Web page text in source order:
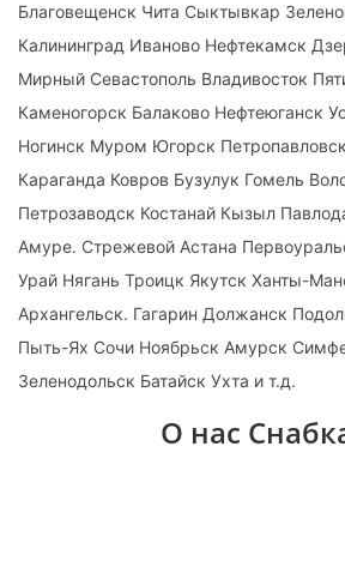
Благовещенск Чита Сыктывкар
Калининград Иваново Нефтекамск
Мирный Севастополь Владивосток
Каменогорск Балаково Нефтеюганск
Ногинск Муром Югорск
Караганда Ковров Бузулук Гомель
Петрозаводск Костанай Кызыл
Амуре. Стрежевой Астана
Урай Нягань Троицк Якутск Ханты-
Архангельск. Гагарин Должанск
Пыть-Ях Сочи Ноябрьск Амурск
Зеленодольск Батайск Ухта и т.д.
О нас